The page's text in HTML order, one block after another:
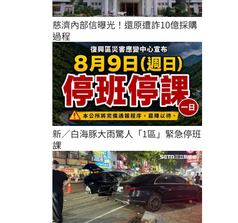
慈濟內部信曝光！還原遭詐10億採購
過程
新／白海豚大雨驚人「1區」緊急停班
課